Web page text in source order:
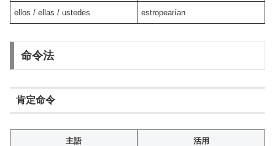
ellos / ellas / ustedes estropearían
命令法
肯定命令
主語 活用